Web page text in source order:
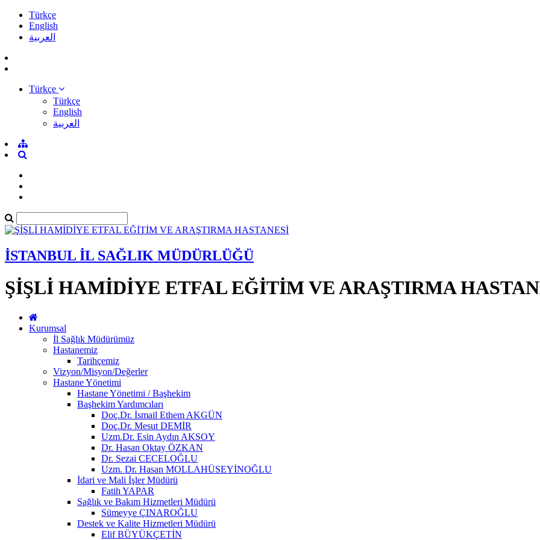
Türkçe
English
العربية
Türkçe
Türkçe
English
العربية
İSTANBUL İL SAĞLIK MÜDÜRLÜĞÜ
ŞİŞLİ HAMİDİYE ETFAL EĞİTİM VE ARAŞTIRMA
Kurumsal
İl Sağlık Müdürümüz
Hastanemiz
Tarihçemiz
Vizyon/Misyon/Değerler
Hastane Yönetimi
Hastane Yönetimi / Başhekim
Başhekim Yardımcıları
Doç.Dr. İsmail Ethem AKGÜN
Doç.Dr. Mesut DEMİR
Uzm.Dr. Esin Aydın AKSOY
Dr. Hasan Oktay ÖZKAN
Dr. Sezai CECELOĞLU
Uzm. Dr. Hasan MOLLAHÜSEYİNOĞLU
İdari ve Mali İşler Müdürü
Fatih YAPAR
Sağlık ve Bakım Hizmetleri Müdürü
Sümeyye ÇINAROĞLU
Destek ve Kalite Hizmetleri Müdürü
Elif BÜYÜKÇETİN